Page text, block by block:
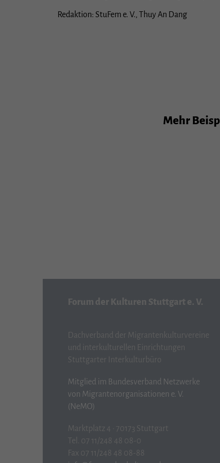
Redaktion: StuFem e. V., Thuy An Dang
Mehr
Forum der Kulturen Stuttgart e. V.
Dachverband der Migrantenkulturvereine
und interkulturellen Einrichtungen
Stuttgarter Interkulturbüro
Mitglied im Bundesverband Netzwerke
von Migrantenorganisationen e. V.
(NeMO)
Marktplatz 4 · 70173 Stuttgart
Tel. 07 11/248 48 08-0
Fax 07 11/248 48 08-88